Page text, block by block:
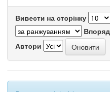
Вивести на сторінку
Автори